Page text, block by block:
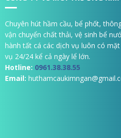
Chuyên hút hầm cầu, bể phốt,
vận chuyển chất thải, vệ sinh bể
hành tất cá các dịch vụ luôn có
vụ 24/24 kể cả ngày lể lớn.
Hotline: 0961.38.38.55
Email: